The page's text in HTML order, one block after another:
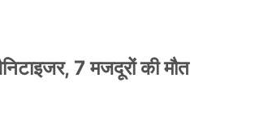
7 मजदूरों की मौत